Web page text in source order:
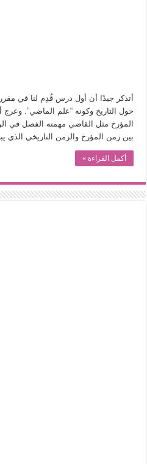
عوالم منصورة عز الدين.. حين يصبح الزمن
الطعام في الحضارة الإسلامية.. تاريخ يُقرأ
يوم شاهدت زينات صدقي على المسرح
أتذكر جيدًا أن أول درس قُدِم لنا في
حول التاريخ وكونه “علم الماضي”. وعرج
المؤرخ مثل القاضي مهمته الفصل في
بين زمن المؤرخ والزمن التاريخي الذي
أكمل القراءة »